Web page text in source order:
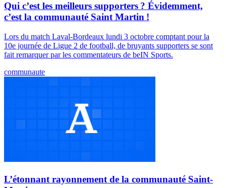
Qui c’est les meilleurs supporters ? Évidemment,
c’est la communauté Saint Martin !
Lors du match Laval-Bordeaux lundi 3 octobre comptant pour la
10e journée de Ligue 2 de football, de bruyants supporters se sont
fait remarquer par les commentateurs de beIN Sports.
communaute
L’étonnant rayonnement de la communauté Saint-